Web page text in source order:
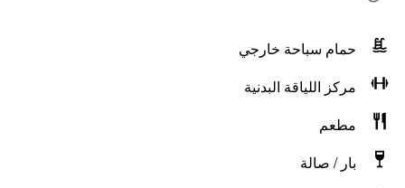
حمام سباحة خارجي
مركز اللياقة البدنية
مطعم
بار / صالة